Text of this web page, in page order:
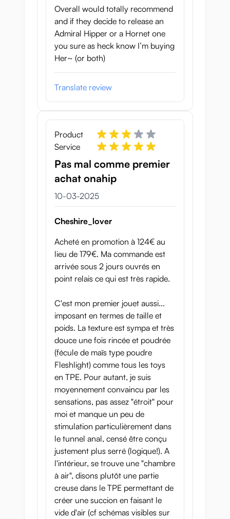
Overall would totally recommend
and if they decide to release an
Admiral Hipper or a Hornet one
you sure as heck know I’m buying
Her~ (or both)
Translate review
Product
Service
Pas mal comme premier
achat onahip
10 maart 2025
10-03-2025
Cheshire_lover
Acheté en promotion à 124€ au
lieu de 179€. Ma commande est
arrivée sous 2 jours ouvrés en
point relais ce qui est très rapide.
C'est mon premier jouet aussi...
imposant en termes de taille et
poids. La texture est sympa et très
douce une fois rincée et poudrée
(fécule de maïs type poudre
Fleshlight) comme tous les toys
en TPE. Pour autant, je suis
moyennement convaincu par les
sensations, pas assez "étroit" pour
moi et manque un peu de
stimulation particulièrement dans
le tunnel anal, censé être conçu
justement plus serré (logique!). A
l'intérieur, se trouve une "chambre
à air", disons plutôt une partie
creuse dans le TPE permettant de
créer une succion en faisant le
vide d'air (cf schémas visibles sur